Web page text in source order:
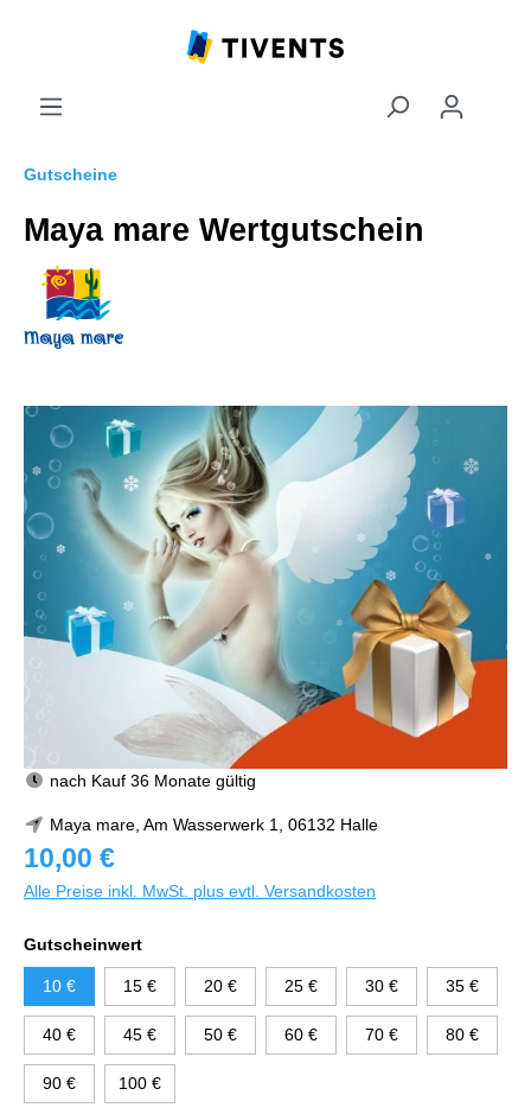
Gutscheine
Maya mare Wertgutschein
nach Kauf 36 Monate gültig
Maya mare, Am Wasserwerk 1, 06132 Halle
10,00 €
Alle Preise inkl. MwSt. plus evtl. Versandkosten
Gutscheinwert
10 € 15 € 20 € 25 € 30 € 35 €
40 € 45 € 50 € 60 € 70 € 80 €
90 € 100 €